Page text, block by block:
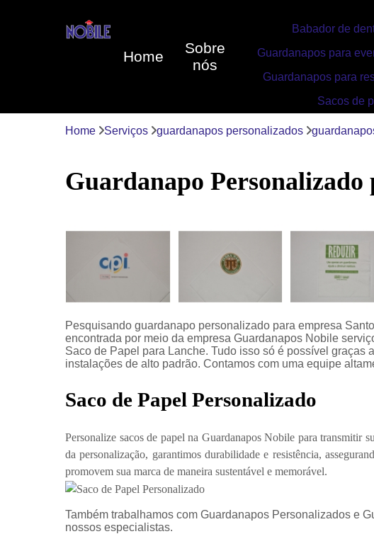
Home
Sobre
nós
Babador de
Guardanapos para
Guardanapos para
Sacos de
Home Serviços guardanapos personalizados
Guardanapo
Pesquisando guardanapo personalizado para empresa
encontrada por meio da empresa Guardanapos Nobile
Saco de Papel para Lanche. Tudo isso só é possível graças
instalações de alto padrão. Contamos com uma equipe
Saco de Papel Personalizado
Personalize sacos de papel na Guardanapos Nobile para transmitir
da personalização, garantimos durabilidade e resistência,
promovem sua marca de maneira sustentável e memorável.
Também trabalhamos com Guardanapos Personalizados e
nossos especialistas.